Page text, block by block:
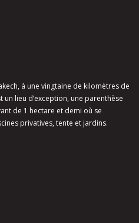
à une vingtaine de kilomètres de
lieu d’exception, une parenthèse
de 1 hectare et demi où se
privatives, tente et jardins.